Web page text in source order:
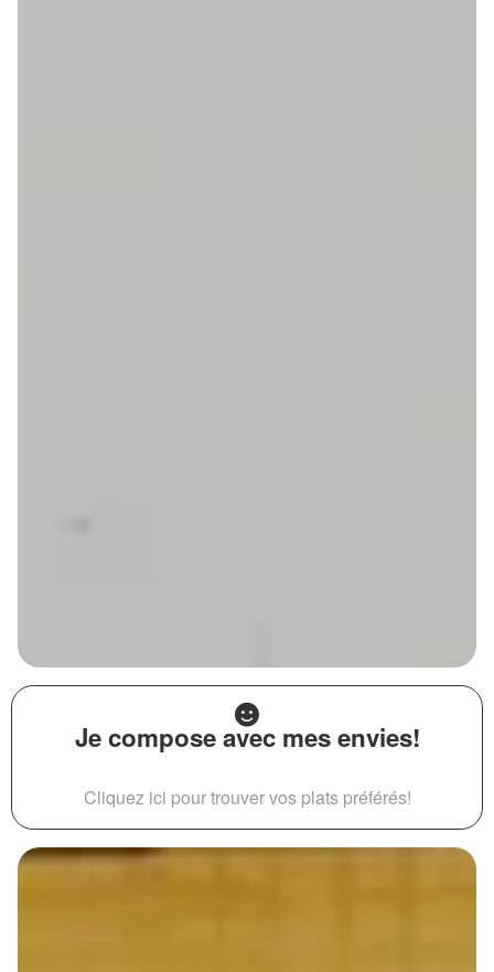
Je compose avec mes envies!
Cliquez ici pour trouver vos plats préférés!